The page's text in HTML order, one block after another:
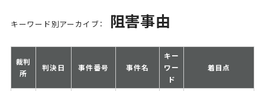
キーワード別アーカイブ： 阻害事由
裁判
所
判決日 事件番号 事件名
キー
ワー
ド
着目点